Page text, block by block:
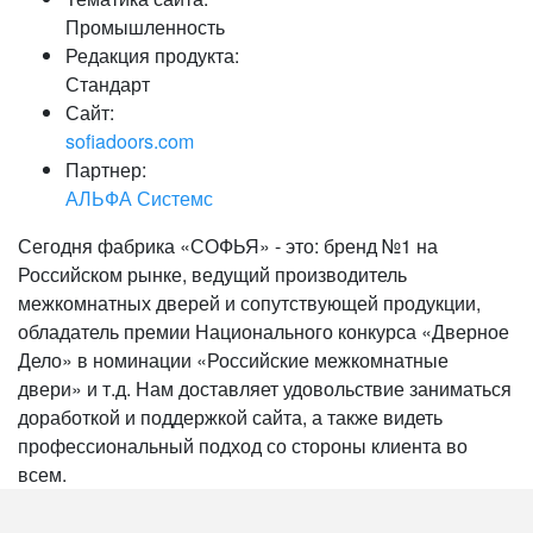
Промышленность
Редакция продукта:
Стандарт
Сайт:
sofiadoors.com
Партнер:
АЛЬФА Системс
Сегодня фабрика «СОФЬЯ» - это: бренд №1 на
Российском рынке, ведущий производитель
межкомнатных дверей и сопутствующей продукции,
обладатель премии Национального конкурса «Дверное
Дело» в номинации «Российские межкомнатные
двери» и т.д. Нам доставляет удовольствие заниматься
доработкой и поддержкой сайта, а также видеть
профессиональный подход со стороны клиента во
всем.